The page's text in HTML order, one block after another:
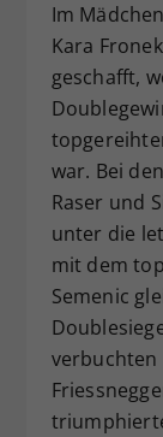
Im
Kara
geschafft,
war. Bei
Raser und
unter die
mit dem
Semenic
verbuchten